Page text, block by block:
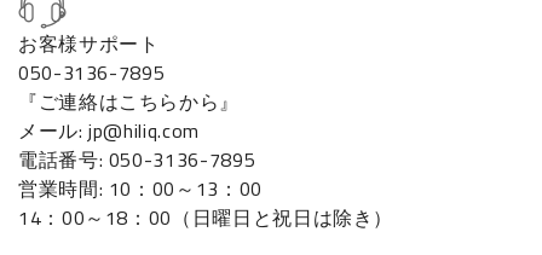
お客様サポート
050-3136-7895
『ご連絡はこちらから』
メール: jp@hiliq.com
電話番号: 050-3136-7895
営業時間: 10：00～13：00
14：00～18：00（日曜日と祝日は除き）